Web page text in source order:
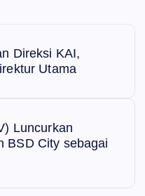
Direksi KAI,
Utama
Luncurkan
BSD City sebagai